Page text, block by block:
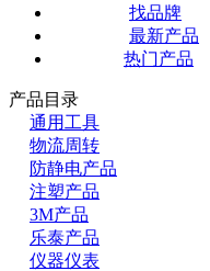
找品牌
最新产品
热门产品
产品目录
通用工具
物流周转
防静电产品
注塑产品
3M产品
乐泰产品
仪器仪表